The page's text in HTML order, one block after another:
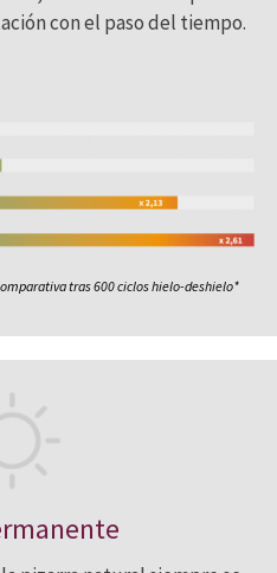
con el paso del tiempo.
tras 600 ciclos hielo-deshielo*